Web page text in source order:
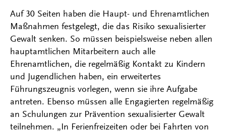
Auf 30 Seiten haben die Haupt- und Ehrenamtlichen
Maßnahmen festgelegt, die das Risiko sexualisierter
Gewalt senken. So müssen beispielsweise neben allen
hauptamtlichen Mitarbeitern auch alle
Ehrenamtlichen, die regelmäßig Kontakt zu Kindern
und Jugendlichen haben, ein erweitertes
Führungszeugnis vorlegen, wenn sie ihre Aufgabe
antreten. Ebenso müssen alle Engagierten regelmäßig
an Schulungen zur Prävention sexualisierter Gewalt
teilnehmen. „In Ferienfreizeiten oder bei Fahrten von